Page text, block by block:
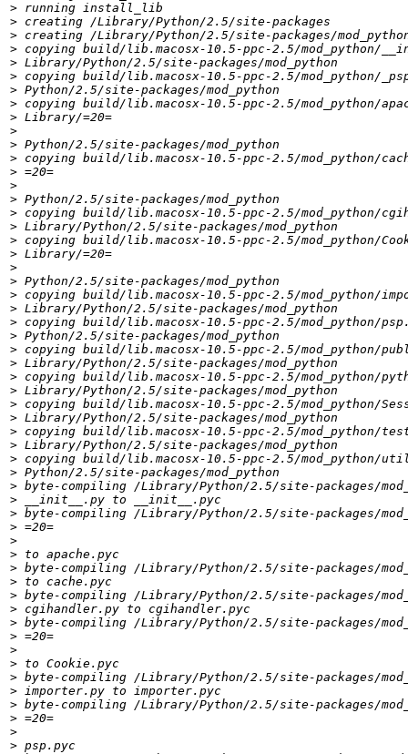
>
>
>
>
>
>
>
>
>
>
>
>
>
>
>
>
>
>
>
>
>
>
>
>
>
>
>
>
>
>
>
>
>
>
>
>
>
>
>
>
>
>
>
>
>
>
>
>
>
>
>
>
>
>
>